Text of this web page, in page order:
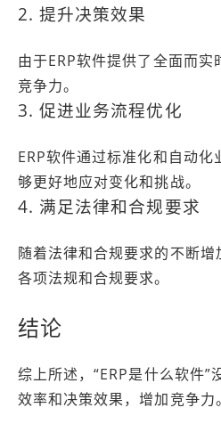
2. 提升决策效果
由于ERP软件提供了全面而实
竞争力。
3. 促进业务流程优化
ERP软件通过标准化和自动
够更好地应对变化和挑战。
4. 满足法律和合规要求
随着法律和合规要求的不断
各项法规和合规要求。
结论
综上所述，“ERP是什么软件
效率和决策效果，增加竞争